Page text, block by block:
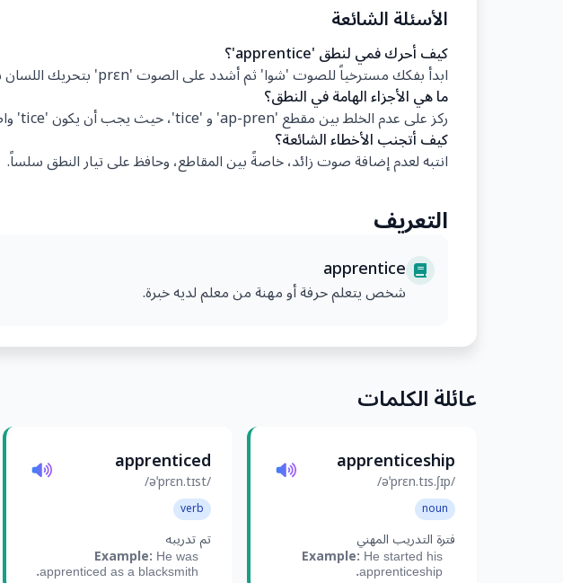
الأسئلة الشائعة
كيف أحرك فمي لنطق 'apprentice'؟
ابدأ بفكك مسترخياً للصوت 'شوا' ثم أشدد على الصوت 'prɛn' بتحريك اللسان نحو سقف الفم.
ما هي الأجزاء الهامة في النطق؟
ركز على عدم الخلط بين مقطع 'ap-pren' و 'tice'، حيث يجب أن يكون 'tice' واضحاً وقوياً.
كيف أتجنب الأخطاء الشائعة؟
انتبه لعدم إضافة صوت زائد، خاصةً بين المقاطع، وحافظ على تيار النطق سلساً.
التعريف
apprentice
شخص يتعلم حرفة أو مهنة من معلم لديه خبرة.
عائلة الكلمات
apprenticeship
/əˈprɛn.tɪs.ʃɪp/
noun
فترة التدريب المهني
Example: He started his
apprenticeship.
apprenticed
/əˈprɛn.tɪst/
verb
تم تدريبه
Example: He was
apprenticed as a blacksmith.